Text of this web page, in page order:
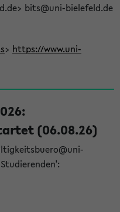
bits@uni-bielefeld.de
> https://www.uni-
(06.08.26)